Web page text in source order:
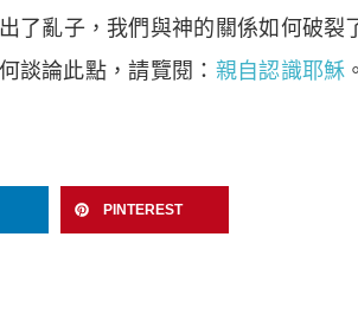
了亂子，我們與神的關係如何破
談論此點，請覽閱： 親自認識耶穌 。
PINTEREST